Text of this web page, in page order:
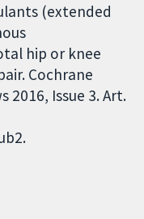
(extended
hip or knee
Cochrane
2016, Issue 3. Art.